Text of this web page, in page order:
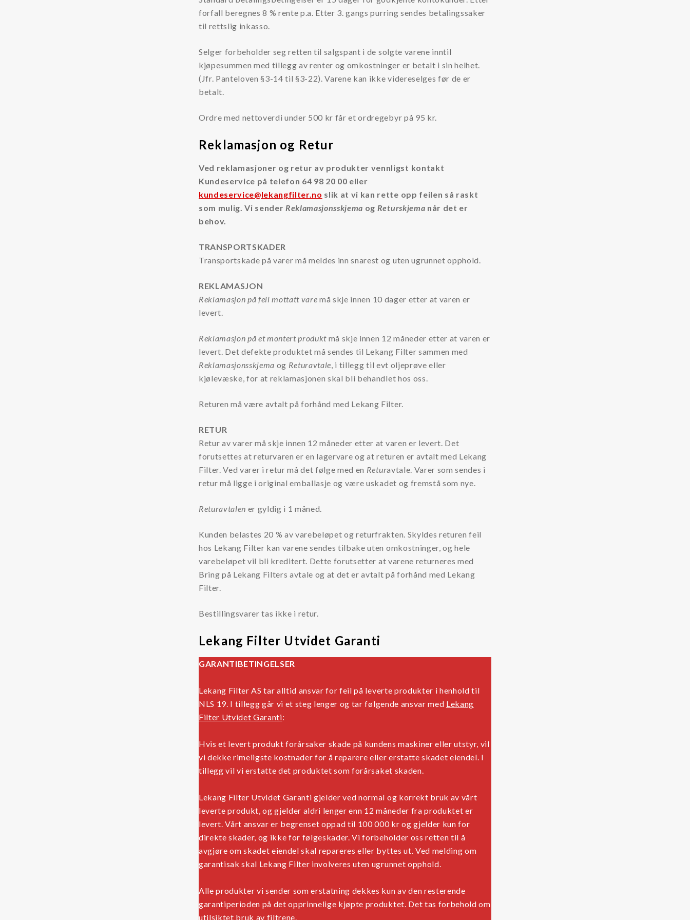
forfall beregnes 8 % rente p.a. Etter 3. gangs purring sendes betalingssaker
til rettslig inkasso.
Selger forbeholder seg retten til salgspant i de solgte varene inntil
kjøpesummen med tillegg av renter og omkostninger er betalt i sin helhet.
(Jfr. Panteloven §3-14 til §3-22). Varene kan ikke videreselges før de er
betalt.
Ordre med nettoverdi under 500 kr får et ordregebyr på 95 kr.
Reklamasjon og Retur
Ved reklamasjoner og retur av produkter vennligst kontakt
Kundeservice på telefon 64 98 20 00 eller
kundeservice@lekangfilter.no slik at vi kan rette opp feilen så raskt
som mulig. Vi senderReklamasjonsskjema og Returskjema når det er
behov.
TRANSPORTSKADER
Transportskade på varer må meldes inn snarest og uten ugrunnet opphold.
REKLAMASJON
Reklamasjon på feil mottatt vare må skje innen 10 dager etter at varen er
levert.
Reklamasjon på et montert produkt må skje innen 12 måneder etter at varen er
levert. Det defekte produktet må sendes til Lekang Filter sammen med
Reklamasjonsskjema og Returavtale, i tillegg til evt oljeprøve eller
kjølevæske, for at reklamasjonen skal bli behandlet hos oss.
Returen må være avtalt på forhånd med Lekang Filter.
RETUR
Retur av varer må skje innen 12 måneder etter at varen er levert. Det
forutsettes at returvaren er en lagervare og at returen er avtalt med Lekang
Filter. Ved varer i retur må det følge med en Returavtale. Varer som sendes i
retur må ligge i original emballasje og være uskadet og fremstå som nye.
Returavtalen er gyldig i 1 måned.
Kunden belastes 20 % av varebeløpet og returfrakten. Skyldes returen feil
hos Lekang Filter kan varene sendes tilbake uten omkostninger, og hele
varebeløpet vil bli kreditert. Dette forutsetter at varene returneres med
Bring på Lekang Filters avtale og at det er avtalt på forhånd med Lekang
Filter.
Bestillingsvarer tas ikke i retur.
Lekang Filter Utvidet Garanti
GARANTIBETINGELSER
Lekang Filter AS tar alltid ansvar for feil på leverte produkter i henhold til
NLS 19. I tillegg går vi et steg lenger og tar følgende ansvar med Lekang
Filter Utvidet Garanti:
Hvis et levert produkt forårsaker skade på kundens maskiner eller utstyr, vil
vi dekke rimeligste kostnader for å reparere eller erstatte skadet eiendel. I
tillegg vil vi erstatte det produktet som forårsaket skaden.
Lekang Filter Utvidet Garanti gjelder ved normal og korrekt bruk av vårt
leverte produkt, og gjelder aldri lenger enn 12 måneder fra produktet er
levert. Vårt ansvar er begrenset oppad til 100 000 kr og gjelder kun for
direkte skader, og ikke for følgeskader. Vi forbeholder oss retten til å
avgjøre om skadet eiendel skal repareres eller byttes ut. Ved melding om
garantisak skal Lekang Filter involveres uten ugrunnet opphold.
Alle produkter vi sender som erstatning dekkes kun av den resterende
garantiperioden på det opprinnelige kjøpte produktet. Det tas forbehold om
utilsiktet bruk av filtrene.